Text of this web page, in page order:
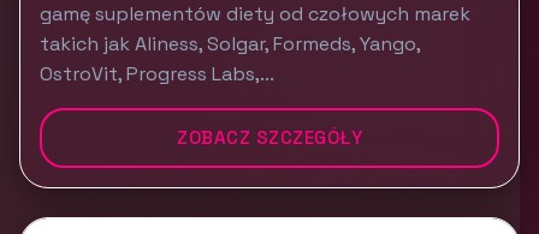
gamę suplementów diety od czołowych marek
takich jak Aliness, Solgar, Formeds, Yango,
OstroVit, Progress Labs,...
ZOBACZ SZCZEGÓŁY